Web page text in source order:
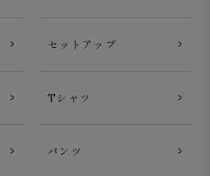
セットアップ
Tシャツ
パンツ